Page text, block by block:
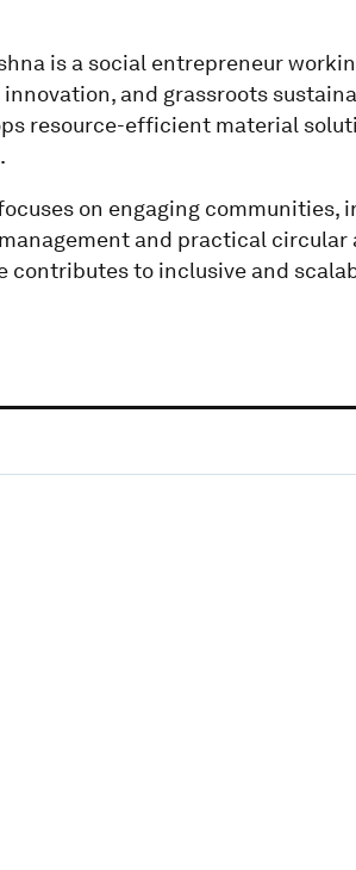
is a social entrepreneur
and grassroots
resource-efficient material
on engaging
and practical
contributes to inclusive and